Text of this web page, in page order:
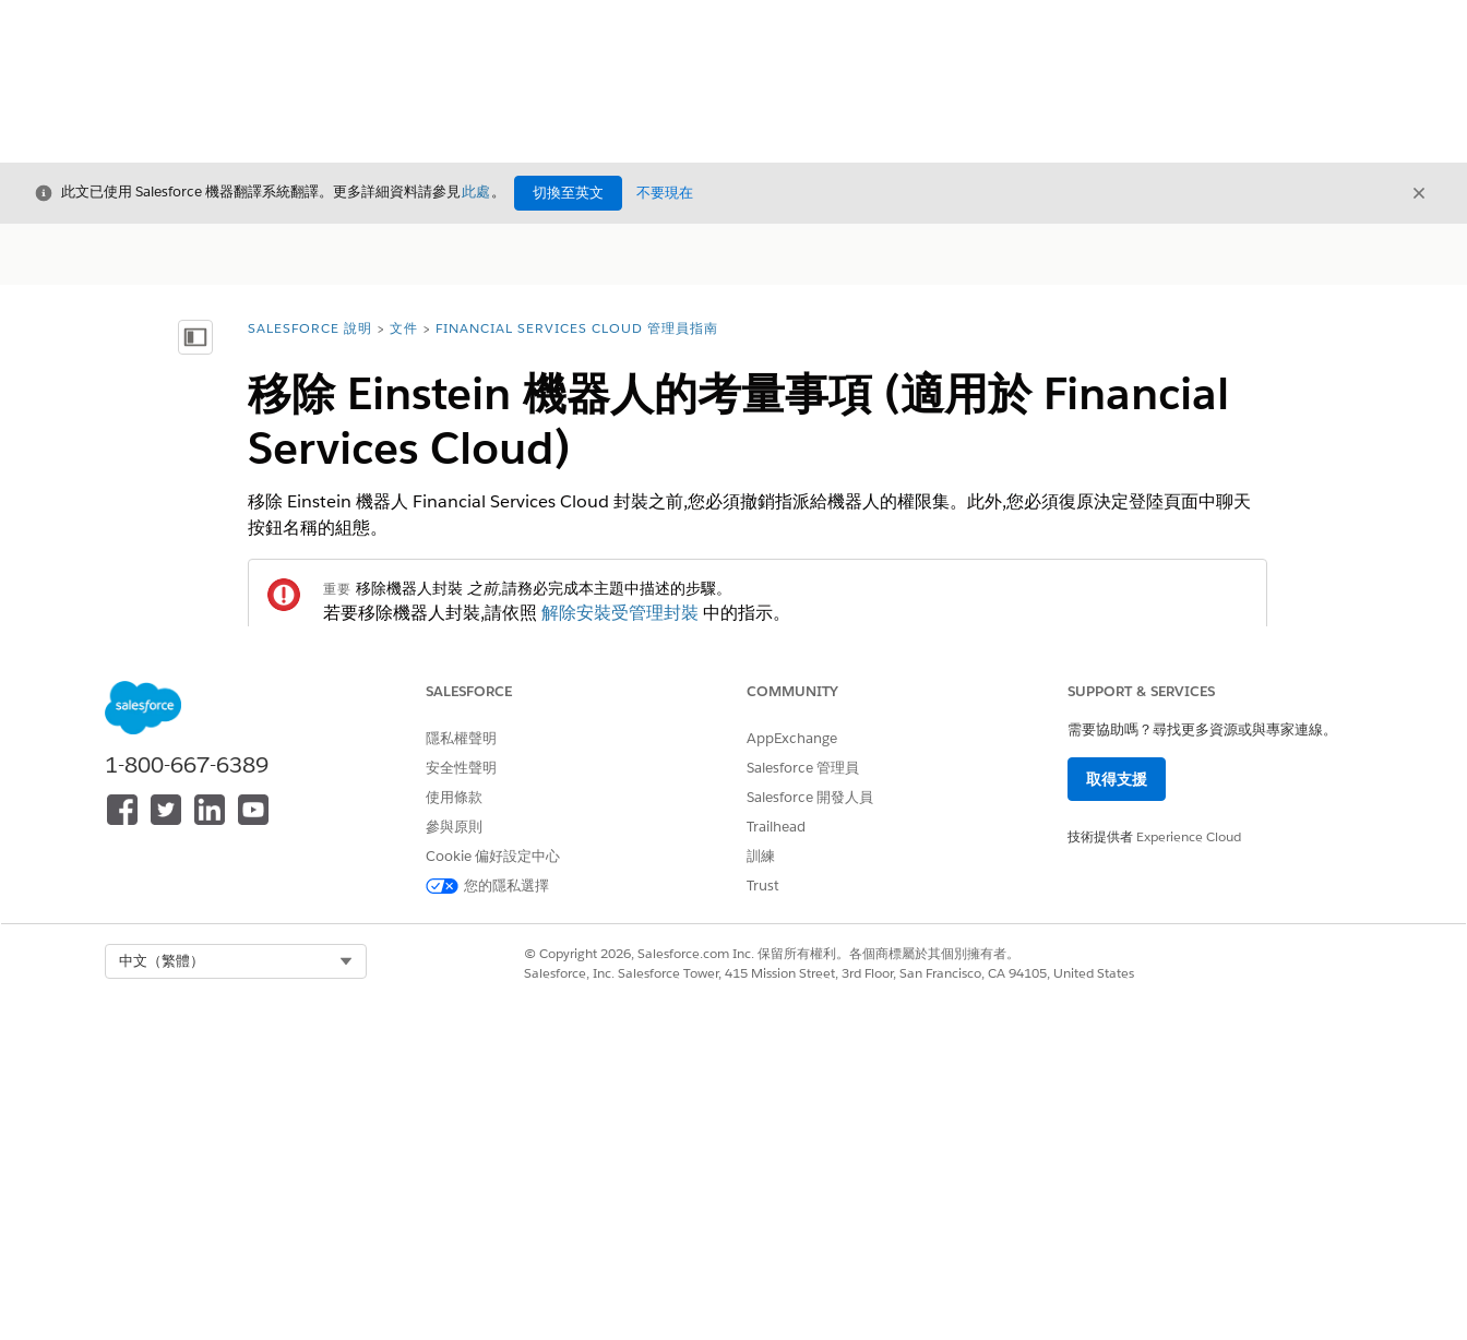
結束
此文已使用 Salesforce 機器翻譯系統翻譯。更多詳細資料請參見此處。 切換至英文 不要現在 結束
顯示目錄 您位於此處：
SALESFORCE 說明 文件 FINANCIAL SERVICES CLOUD 管理員指南
移除 Einstein 機器人的考量事項 (適用於 Financial
Services Cloud)
移除 Einstein 機器人 Financial Services Cloud 封裝之前,您必須撤銷指派給機器人的權限集。此外,您必須復原決定登陸頁面中聊天
按鈕名稱的組態。
重要 移除機器人封裝 之前,請務必完成本主題中描述的步驟。
若要移除機器人封裝,請依照 解除安裝受管理封裝 中的指示。
在「開始使用」索引標籤的「資料設定」區段中,按一下「
撤銷權限集指派」,然後遵循畫面上的指示進行。
聊天按鈕和自動邀請」。
選取「Einstein FSC 機器人的聊天按鈕
在「Einstein 機器人設定」區段中,清除「
欄位。
此文章是否解決您的問題？
1-800-667-6389
SALESFORCE
隱私權聲明
安全性聲明
使用條款
參與原則
Cookie 偏好設定中心
您的隱私選擇
COMMUNITY
AppExchange
Salesforce 管理員
Salesforce 開發人員
Trailhead
訓練
Trust
SUPPORT & SERVICES
需要協助嗎？尋找更多資源或與專家連線。
取得支援
技術提供者 Experience Cloud
中文（繁體）
© Copyright 2026, Salesforce.com Inc. 保留所有權利。各個商標屬於其個別擁有者。
Salesforce, Inc. Salesforce Tower, 415 Mission Street, 3rd Floor, San Francisco, CA 94105, United States